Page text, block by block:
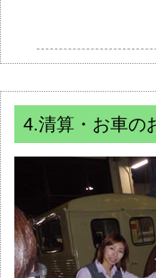
4.清算・お車の